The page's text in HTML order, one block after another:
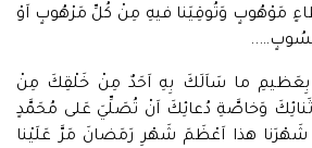
مَوْهُوبٍ وَتُوقِيَنا فيهِ مِنْ كُلِّ مَرْهُوبٍ اَوْ
بِعَظيمِ ما سَاَلَكَ بِهِ اَحَدٌ مِنْ خَلْقِكَ مِنْ
وَخاصَّةِ دُعائِكَ اَنْ تُصَلِّيَ عَلى مُحَمَّدٍ
هذا اَعْظَمَ شَهْرِ رَمَضانَ مَرَّ عَلَيْنا